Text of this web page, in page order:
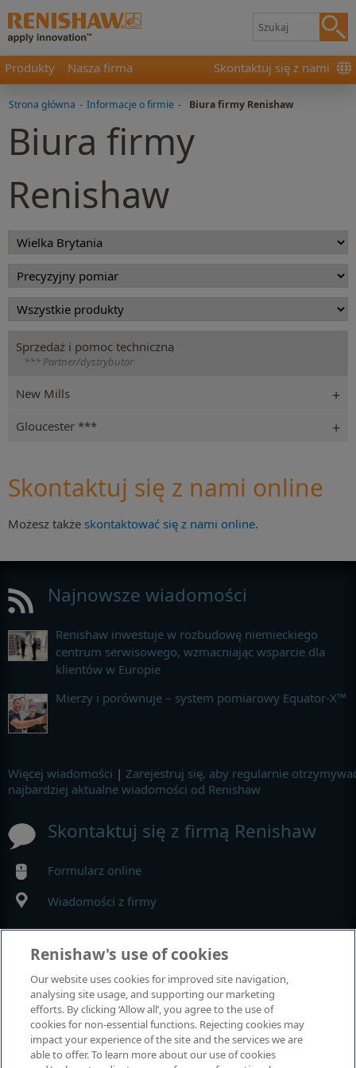
Produkty Nasza firma Skontaktuj się z nami
Strona główna - Informacje o firmie - Biura firmy Renishaw
Biura firmy
Renishaw
Sprzedaż i pomoc techniczna
*** Partner/dystrybutor
New Mills
Gloucester ***
Skontaktuj się z nami online
Możesz także skontaktować się z nami online.
Najnowsze wiadomości
Renishaw inwestuje w rozbudowę niemieckiego
centrum serwisowego, wzmacniając wsparcie dla
klientów w Europie
Mierzy i porównuje – system pomiarowy Equator-X™
Więcej wiadomości | Zarejestruj się, aby regularnie
najbardziej aktualne wiadomości od Renishaw
Skontaktuj się z firmą Renishaw
Formularz online
Wiadomości z firmy
MyRenishaw
Sklep internetowy
Wystawy i konferencje
Renishaw's use of cookies
Our website uses cookies for improved site navigation,
analysing site usage, and supporting our marketing
efforts. By clicking ‘Allow all’, you agree to the use of
cookies for non-essential functions. Rejecting cookies may
impact your experience of the site and the services we are
able to offer. To learn more about our use of cookies